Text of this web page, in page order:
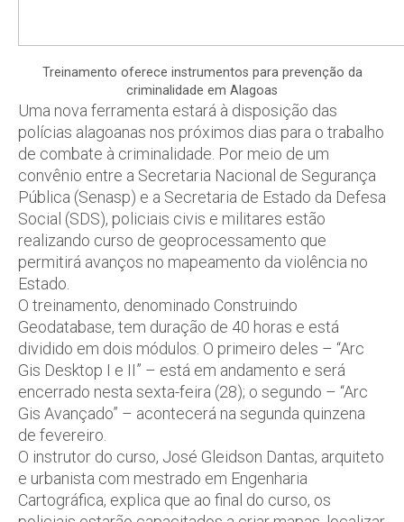
Treinamento oferece instrumentos para prevenção da
criminalidade em Alagoas
Uma nova ferramenta estará à disposição das
polícias alagoanas nos próximos dias para o trabalho
de combate à criminalidade. Por meio de um
convênio entre a Secretaria Nacional de Segurança
Pública (Senasp) e a Secretaria de Estado da Defesa
Social (SDS), policiais civis e militares estão
realizando curso de geoprocessamento que
permitirá avanços no mapeamento da violência no
Estado.
O treinamento, denominado Construindo
Geodatabase, tem duração de 40 horas e está
dividido em dois módulos. O primeiro deles – “Arc
Gis Desktop I e II” – está em andamento e será
encerrado nesta sexta-feira (28); o segundo – “Arc
Gis Avançado” – acontecerá na segunda quinzena
de fevereiro.
O instrutor do curso, José Gleidson Dantas, arquiteto
e urbanista com mestrado em Engenharia
Cartográfica, explica que ao final do curso, os